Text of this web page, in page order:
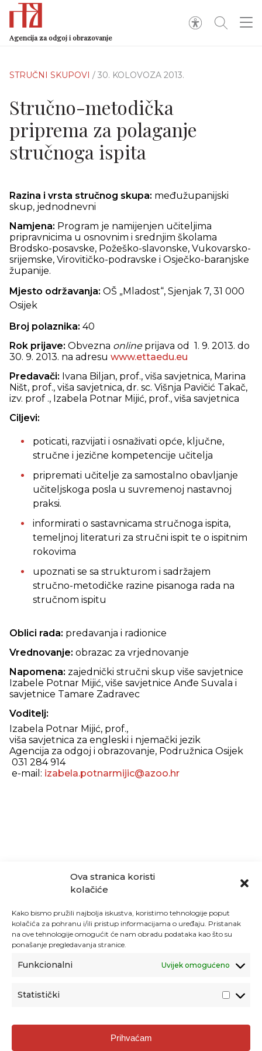
Ova stranica koristi
kolačiće
Kako bismo pružili najbolja iskustva, koristimo tehnologije poput
kolačića za pohranu i/ili pristup informacijama o uređaju. Pristanak
na ove tehnologije omogućit će nam obradu podataka kao što su
ponašanje pregledavanja stranice.
Funkcionalni Uvijek omogućeno
Statistički
Prihvaćam
Agencija za odgoj i obrazovanje
STRUČNI SKUPOVI / 30. KOLOVOZA 2013.
Stručno-metodička
priprema za polaganje
stručnoga ispita
Razina i vrsta stručnog skupa: međužupanijski
skup, jednodnevni
Namjena: Program je namijenjen učiteljima
pripravnicima u osnovnim i srednjim školama
Brodsko-posavske, Požeško-slavonske, Vukovarsko-
srijemske, Virovitičko-podravske i Osječko-baranjske
županije.
Mjesto održavanja: OŠ „Mladost“, Sjenjak 7, 31 000
Osijek
Broj polaznika: 40
Rok prijave: Obvezna onlineprijava od 1. 9. 2013. do
30. 9. 2013. na adresu www.ettaedu.eu
Predavači: Ivana Biljan, prof., viša savjetnica, Marina
Ništ, prof., viša savjetnica, dr. sc. Višnja Pavičić Takač,
izv. prof ., Izabela Potnar Mijić, prof., viša savjetnica
Ciljevi:
poticati, razvijati i osnaživati opće, ključne,
stručne i jezične kompetencije učitelja
pripremati učitelje za samostalno obavljanje
učiteljskoga posla u suvremenoj nastavnoj
praksi.
informirati o sastavnicama stručnoga ispita,
temeljnoj literaturi za stručni ispit te o ispitnim
rokovima
upoznati se sa strukturom i sadržajem
stručno-metodičke razine pisanoga rada na
stručnom ispitu
Oblici rada: predavanja i radionice
Vrednovanje: obrazac za vrjednovanje
Napomena: zajednički stručni skup više savjetnice
Izabele Potnar Mijić, više savjetnice Anđe Suvala i
savjetnice Tamare Zadravec
Voditelj:
Izabela Potnar Mijić, prof.,
viša savjetnica za engleski i njemački jezik
Agencija za odgoj i obrazovanje, Podružnica Osijek
031 284 914
e-mail: izabela.potnarmijic@azoo.hr
Agencija za odgoj i obrazovanje
Donje Svetice 38, 10000 Zagreb